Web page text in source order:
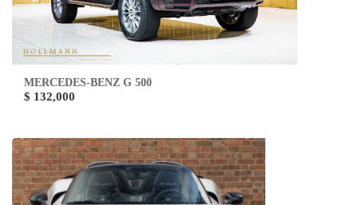
MERCEDES-BENZ G 500
$ 132,000